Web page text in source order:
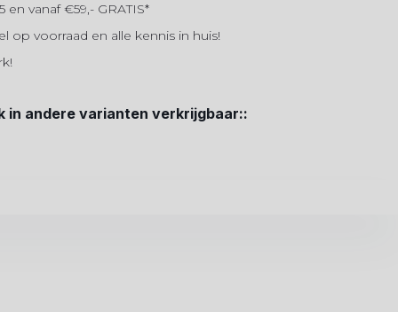
en vanaf €59,- GRATIS*
op voorraad en alle kennis in huis!
in andere varianten verkrijgbaar::